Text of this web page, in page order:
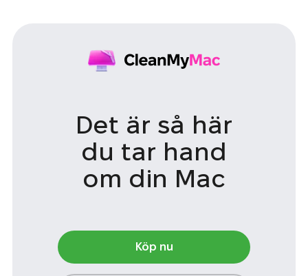
Det är så här
du tar hand
om din Mac
Köp nu